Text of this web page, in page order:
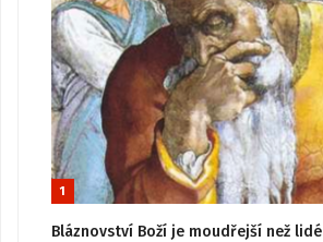
1
Bláznovství Boží je moudřejší než lidé